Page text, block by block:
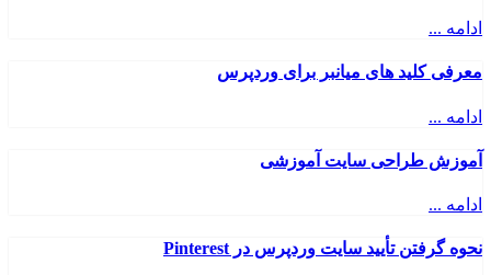
ادامه ...
معرفی کلید های میانبر برای وردپرس
ادامه ...
آموزش طراحی سایت آموزشی
ادامه ...
نحوه گرفتن تأیید سایت وردپرس در Pinterest